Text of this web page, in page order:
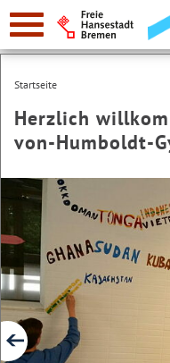
zur
Navigation
Suche:
Startseite
Herzlich
von-Humboldt-